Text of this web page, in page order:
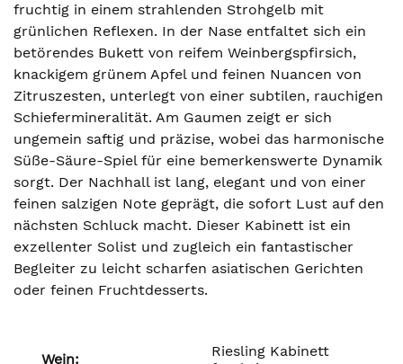
fruchtig in einem strahlenden Strohgelb mit
grünlichen Reflexen. In der Nase entfaltet sich ein
betörendes Bukett von reifem Weinbergspfirsich,
knackigem grünem Apfel und feinen Nuancen von
Zitruszesten, unterlegt von einer subtilen, rauchigen
Schiefermineralität. Am Gaumen zeigt er sich
ungemein saftig und präzise, wobei das harmonische
Süße-Säure-Spiel für eine bemerkenswerte Dynamik
sorgt. Der Nachhall ist lang, elegant und von einer
feinen salzigen Note geprägt, die sofort Lust auf den
nächsten Schluck macht. Dieser Kabinett ist ein
exzellenter Solist und zugleich ein fantastischer
Begleiter zu leicht scharfen asiatischen Gerichten
oder feinen Fruchtdesserts.
Wein:
Riesling Kabinett